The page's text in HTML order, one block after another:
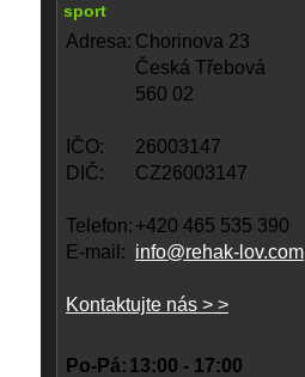
sport
Adresa: Chorinova 23
Česká Třebová
560 02
IČO:
26003147
DIČ:
CZ26003147
Telefon: +420 465 535 390
E-mail: info@rehak-lov.com
Kontaktujte nás > >
Po-Pá: 13:00 - 17:00